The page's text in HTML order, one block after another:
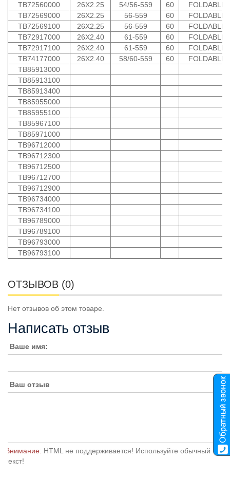
TB72560000
26X2.25 54/56-559 60
FOLDABLE
TB72569000
26X2.25 56-559 60
FOLDABLE
TB72569100
26X2.25 56-559 60
FOLDABLE
TB72917000
26X2.40 61-559 60
FOLDABLE
TB72917100
26X2.40 61-559 60
FOLDABLE
TB74177000
26X2.40 58/60-559 60
FOLDABLE
TB85913000
TB85913100
TB85913400
TB85955000
TB85955100
TB85967100
TB85971000
TB96712000
TB96712300
TB96712500
TB96712700
TB96712900
TB96734000
TB96734100
TB96789000
TB96789100
TB96793000
TB96793100
ОТЗЫВОВ (0)
Нет отзывов об этом товаре.
Написать отзыв
Ваше имя:
Ваш отзыв
Внимание: HTML не поддерживается! Используйте обычный
текст!